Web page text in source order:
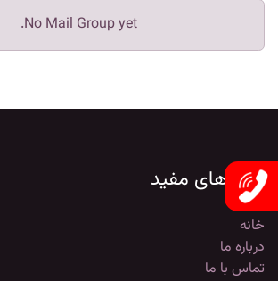
No Mail Group yet.
لینک‌های مفید
خانه
درباره ما
تماس با ما